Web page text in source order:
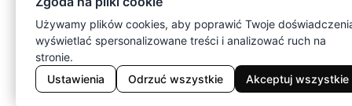
Używamy plików cookies, aby poprawić Twoje
wyświetlać spersonalizowane treści i analizować ruch na
stronie.
Ustawienia
Odrzuć wszystkie Akceptuj wszystkie